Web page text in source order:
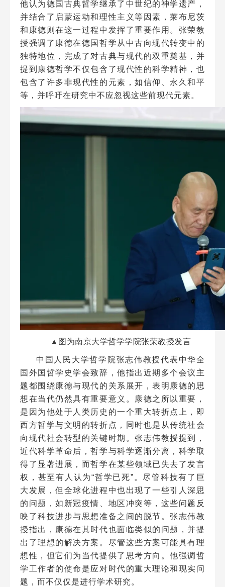
他认为德国古典哲学继承了中世纪的神学遗产，
并结合了启蒙运动和理性主义等因素，莱布尼茨
和康德则在这一过程中发挥了重要作用。张荣教
授强调了康德在德国哲学从中古向现代转变中的
独特地位，完成了对古典与现代的双重奠基，并
提到康德哲学不仅包含了现代性的科学精神，也
包含了许多非现代性的元素，如信仰、永久和平
等，并呼吁在研究中不应忽视这些前现代元素。
▲图为南京大学哲学学院张荣教授发言
中国人民大学哲学院张志伟教授代表中华全
国外国哲学史学会致辞，他指出近期多个会议主
题都围绕康德与现代的关系展开，表明康德的思
想在当代仍然具有重要意义。康德之所以重要，
是因为他处于人类历史的一个重大转折点上，即
西方哲学与文明的转折点，同时也是从传统社会
向现代社会转型的关键时期。张志伟教授提到，
近代科学革命后，哲学与科学逐渐分离，科学取
得了显著进展，而哲学在某些领域已失去了发言
权，甚至有人认为“哲学已死”。尽管科技有了巨
大发展，但全球化进程中也出现了一些引人深思
的问题，如新冠疫情、地区冲突等，这些问题反
映了科技进步与思想准备之间的脱节。张志伟教
授指出，康德在其时代也面临类似的问题，并提
出了理想的解决方案。尽管这些方案可能具有理
想性，但它们为当代提供了思考方向。他强调哲
学工作者的使命是应对时代的重大理论和现实问
题，而不仅仅是进行学术研究。